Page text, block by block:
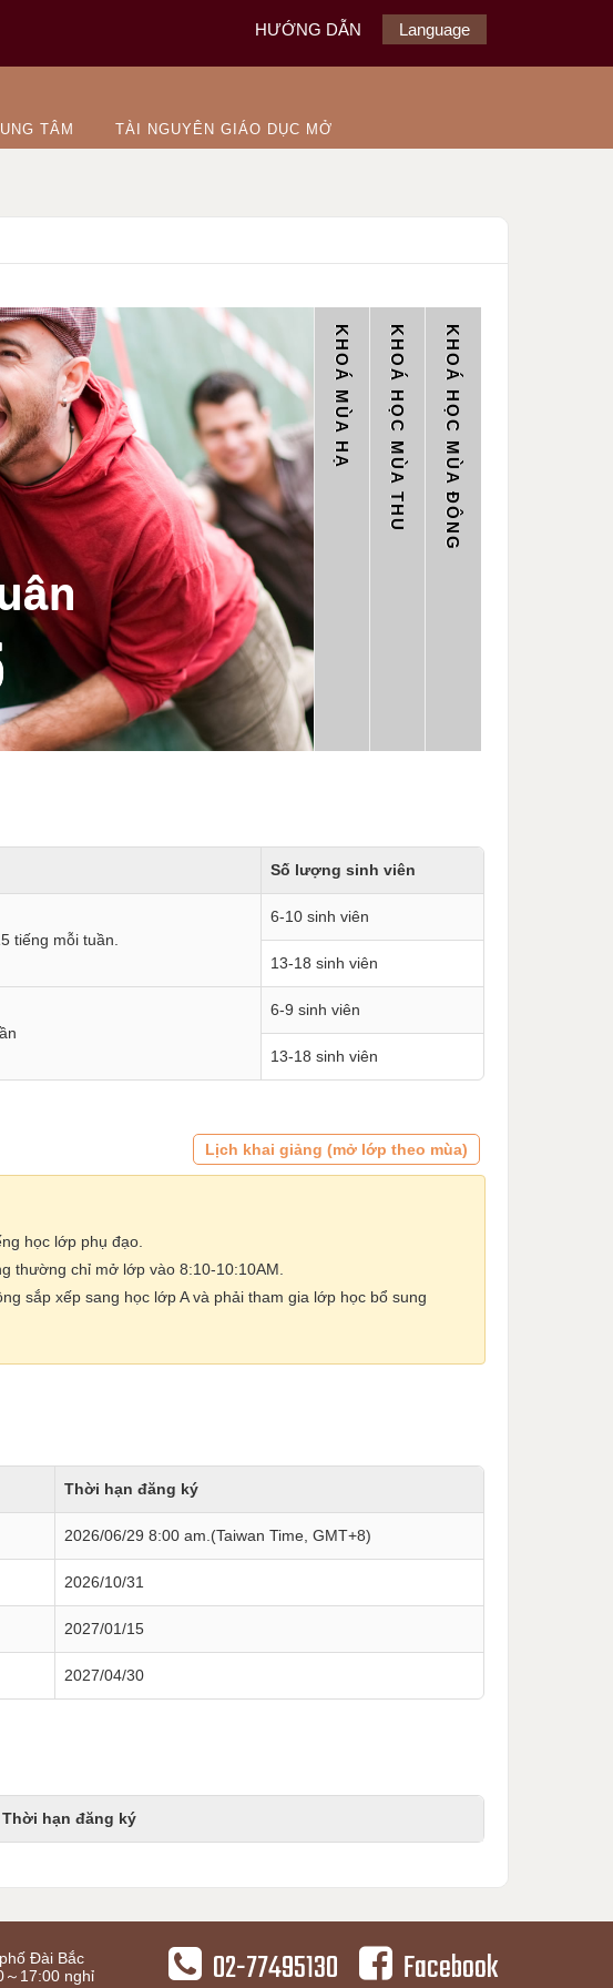
HƯỚNG DẪN Language
TÂM TÀI NGUYÊN GIÁO DỤC MỞ
KHOÁ MÙA HẠ KHOÁ HỌC MÙA THUKHOÁ HỌC MÙA ĐÔNG
Số lượng sinh viên
tiếng mỗi tuần.
6-10 sinh viên
13-18 sinh viên
6-9 sinh viên
13-18 sinh viên
Lịch khai giảng (mở lớp theo mùa)
học lớp phụ đạo.
thường chỉ mở lớp vào 8:10-10:10AM.
sắp xếp sang học lớp A và phải tham gia lớp học bổ sung
Thời hạn đăng ký
2026/06/29 8:00 am.(Taiwan Time, GMT+8)
2026/10/31
2027/01/15
2027/04/30
Thời hạn đăng ký
Đài Bắc
17:00 nghỉ
02-77495130 Facebook